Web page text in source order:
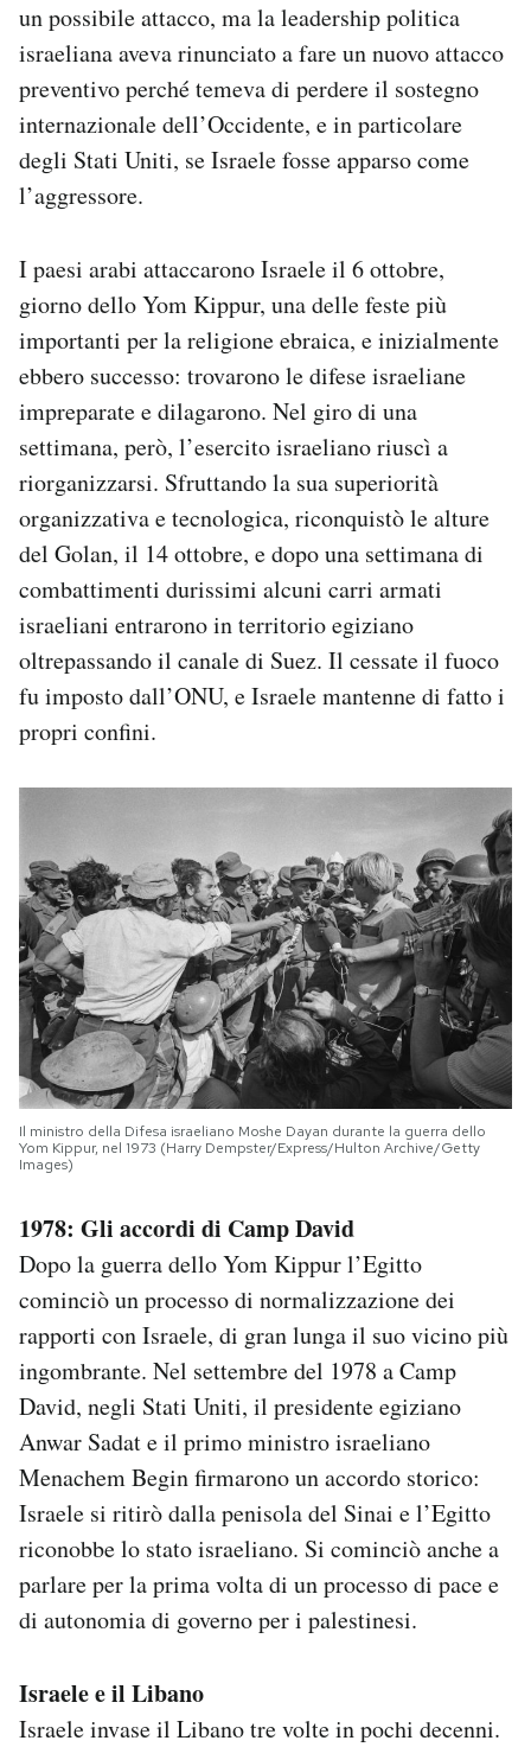
un possibile attacco, ma la leadership politica
israeliana aveva rinunciato a fare un nuovo attacco
preventivo perché temeva di perdere il sostegno
internazionale dell’Occidente, e in particolare
degli Stati Uniti, se Israele fosse apparso come
l’aggressore.
I paesi arabi attaccarono Israele il 6 ottobre,
giorno dello Yom Kippur, una delle feste più
importanti per la religione ebraica, e inizialmente
ebbero successo: trovarono le difese israeliane
impreparate e dilagarono. Nel giro di una
settimana, però, l’esercito israeliano riuscì a
riorganizzarsi. Sfruttando la sua superiorità
organizzativa e tecnologica, riconquistò le alture
del Golan, il 14 ottobre, e dopo una settimana di
combattimenti durissimi alcuni carri armati
israeliani entrarono in territorio egiziano
oltrepassando il canale di Suez. Il cessate il fuoco
fu imposto dall’ONU, e Israele mantenne di fatto i
propri confini.
Il ministro della Difesa israeliano Moshe Dayan durante la guerra dello
Yom Kippur, nel 1973 (Harry Dempster/Express/Hulton Archive/Getty
Images)
1978: Gli accordi di Camp David
Dopo la guerra dello Yom Kippur l’Egitto
cominciò un processo di normalizzazione dei
rapporti con Israele, di gran lunga il suo vicino più
ingombrante. Nel settembre del 1978 a Camp
David, negli Stati Uniti, il presidente egiziano
Anwar Sadat e il primo ministro israeliano
Menachem Begin firmarono un accordo storico:
Israele si ritirò dalla penisola del Sinai e l’Egitto
riconobbe lo stato israeliano. Si cominciò anche a
parlare per la prima volta di un processo di pace e
di autonomia di governo per i palestinesi.
Israele e il Libano
Israele invase il Libano tre volte in pochi decenni.